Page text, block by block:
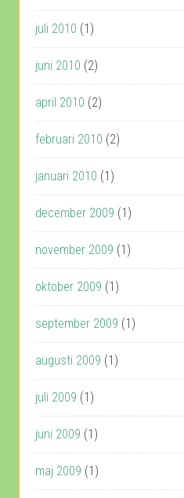
juli 2010 (1)
juni 2010 (2)
april 2010 (2)
februari 2010 (2)
januari 2010 (1)
december 2009 (1)
november 2009 (1)
oktober 2009 (1)
september 2009 (1)
augusti 2009 (1)
juli 2009 (1)
juni 2009 (1)
maj 2009 (1)